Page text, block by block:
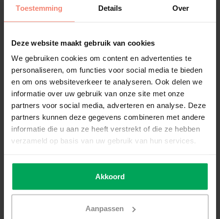
Toestemming Details Over
Deze website maakt gebruik van cookies
We gebruiken cookies om content en advertenties te
personaliseren, om functies voor social media te bieden
en om ons websiteverkeer te analyseren. Ook delen we
informatie over uw gebruik van onze site met onze
partners voor social media, adverteren en analyse. Deze
partners kunnen deze gegevens combineren met andere
informatie die u aan ze heeft verstrekt of die ze hebben
verzameld op basis van uw gebruik van hun services.
Akkoord
Aanpassen
Comment mesurer ma vitre ?
Prix total (Total avec les taxes):
€25,00
Inclus avec la garantie de pose Scalasol® PoseSûre
Disponible
Ajouter au panier